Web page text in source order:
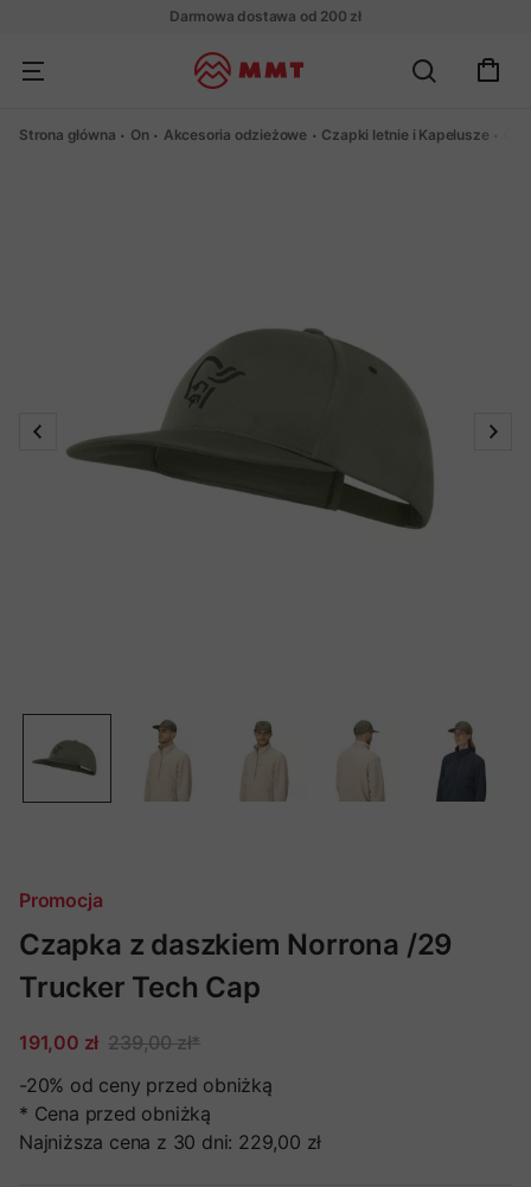
Darmowa dostawa od 200 zł
Strona główna On Akcesoria odzieżowe Czapki letnie i Kapelusze
Promocja
Czapka z daszkiem Norrona /29
Trucker Tech Cap
191,00 zł 239,00 zł*
-20% od ceny przed obniżką
* Cena przed obniżką
Najniższa cena z 30 dni: 229,00 zł